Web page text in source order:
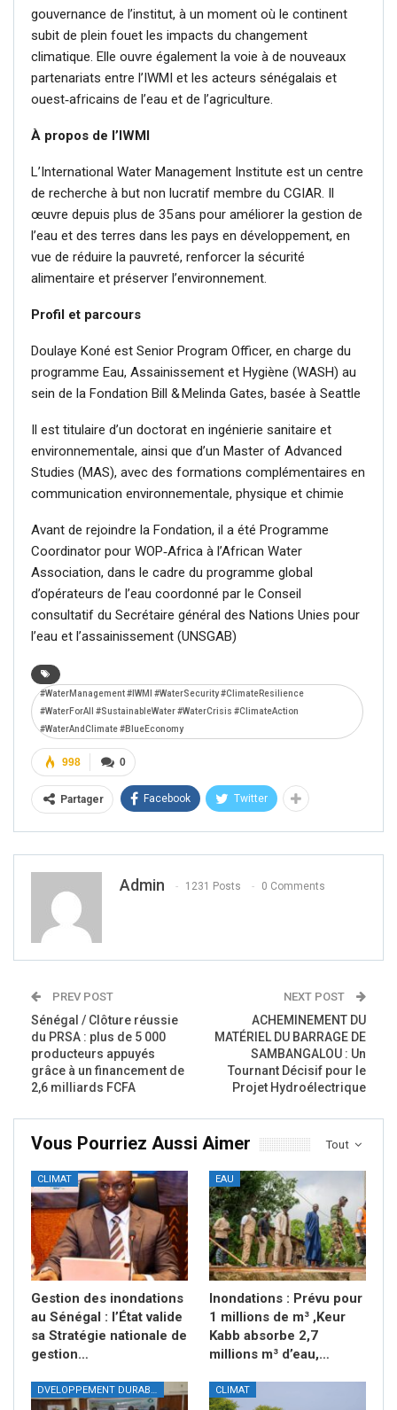
gouvernance de l’institut, à un moment où le continent
subit de plein fouet les impacts du changement
climatique. Elle ouvre également la voie à de nouveaux
partenariats entre l’IWMI et les acteurs sénégalais et
ouest‑africains de l’eau et de l’agriculture.
À propos de l’IWMI
L’International Water Management Institute est un centre
de recherche à but non lucratif membre du CGIAR. Il
œuvre depuis plus de 35 ans pour améliorer la gestion de
l’eau et des terres dans les pays en développement, en
vue de réduire la pauvreté, renforcer la sécurité
alimentaire et préserver l’environnement.
Profil et parcours
Doulaye Koné est Senior Program Officer, en charge du
programme Eau, Assainissement et Hygiène (WASH) au
sein de la Fondation Bill & Melinda Gates, basée à Seattle
Il est titulaire d’un doctorat en ingénierie sanitaire et
environnementale, ainsi que d’un Master of Advanced
Studies (MAS), avec des formations complémentaires en
communication environnementale, physique et chimie
Avant de rejoindre la Fondation, il a été Programme
Coordinator pour WOP‑Africa à l’African Water
Association, dans le cadre du programme global
d’opérateurs de l’eau coordonné par le Conseil
consultatif du Secrétaire général des Nations Unies pour
l’eau et l’assainissement (UNSGAB)
#WaterManagement #IWMI #WaterSecurity #ClimateResilience
#WaterForAll #SustainableWater #WaterCrisis #ClimateAction
#WaterAndClimate #BlueEconomy
0
998
Partager Facebook Twitter
Admin 1231 Posts 0 Comments
PREV POST
Sénégal / Clôture réussie
du PRSA : plus de 5 000
producteurs appuyés
grâce à un financement de
2,6 milliards FCFA
NEXT POST
ACHEMINEMENT DU
MATÉRIEL DU BARRAGE DE
SAMBANGALOU : Un
Tournant Décisif pour le
Projet Hydroélectrique
Tout
Vous Pourriez Aussi Aimer
CLIMAT
Gestion des inondations
au Sénégal : l’État valide
sa Stratégie nationale de
gestion…
EAU
Inondations : Prévu pour
1 millions de m³ ,Keur
Kabb absorbe 2,7
millions m³ d’eau,…
DVELOPPEMENT DURABLE CLIMAT